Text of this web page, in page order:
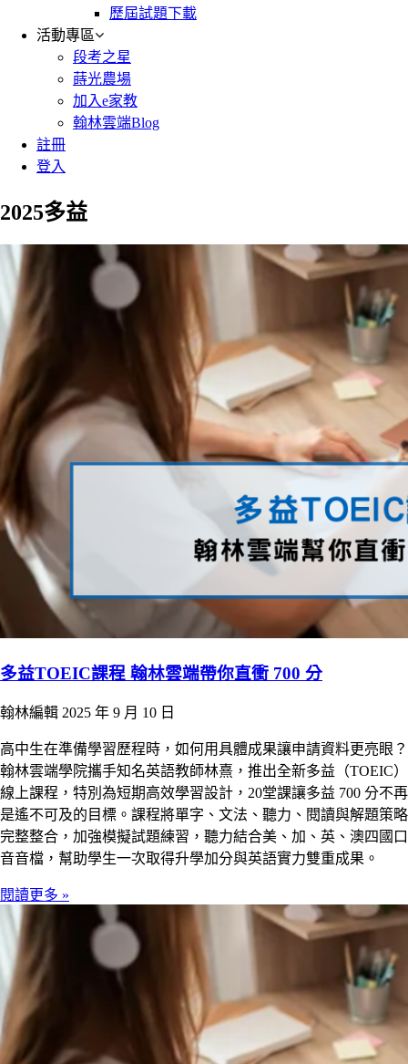
歷屆試題下載
活動專區
段考之星
蒔光農場
加入e家教
翰林雲端Blog
註冊
登入
2025多益
多益TOEIC課程 翰林雲端帶你直衝 700 分
翰林編輯 2025 年 9 月 10 日
高中生在準備學習歷程時，如何用具體成果讓申請資料更亮眼？
翰林雲端學院攜手知名英語教師林熹，推出全新多益（TOEIC）
線上課程，特別為短期高效學習設計，20堂課讓多益 700 分不再
是遙不可及的目標。課程將單字、文法、聽力、閱讀與解題策略
完整整合，加強模擬試題練習，聽力結合美、加、英、澳四國口
音音檔，幫助學生一次取得升學加分與英語實力雙重成果。
閱讀更多 »